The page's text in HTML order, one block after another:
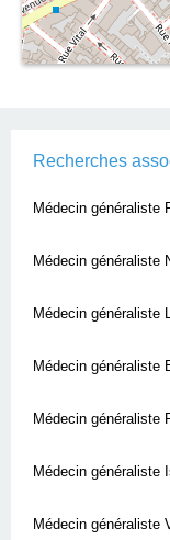
Recherches
Médecin généraliste
Médecin généraliste
Médecin généraliste
Médecin généraliste
Médecin généraliste
Médecin généraliste
Médecin généraliste